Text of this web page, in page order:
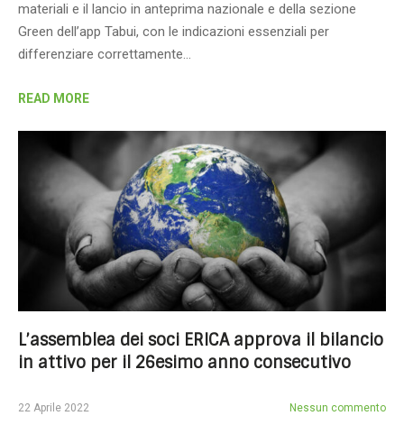
materiali e il lancio in anteprima nazionale e della sezione
Green dell’app Tabui, con le indicazioni essenziali per
differenziare correttamente…
READ MORE
L’assemblea dei soci ERICA approva il bilancio
in attivo per il 26esimo anno consecutivo
22 Aprile 2022 Nessun commento